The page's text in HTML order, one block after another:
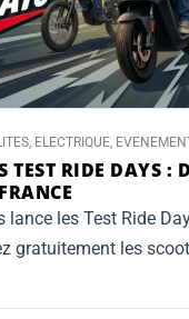
ELECTRIQUE
TEST RIDE DAYS :
lance les Test Ride
gratuitement les